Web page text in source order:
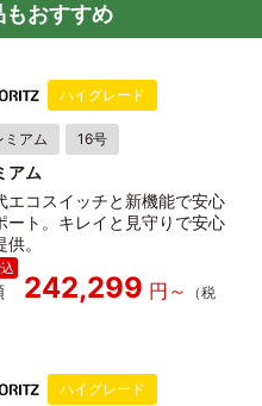
もおすすめ
ハイグレード
ミアム 16号
アム
エコスイッチと新機能で安心
ート。キレイと見守りで安心
。
242,299
ハイグレード